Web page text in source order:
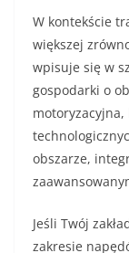
W kontekście
większej
wpisuje się w
gospodarki o
obszarze,
Jeśli Twój
zakresie